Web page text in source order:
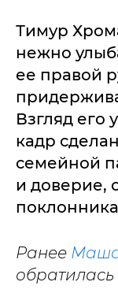
Тимур
нежно
ее правой
Взгляд его
кадр
семейной
и доверие,
Ранее
обратилась